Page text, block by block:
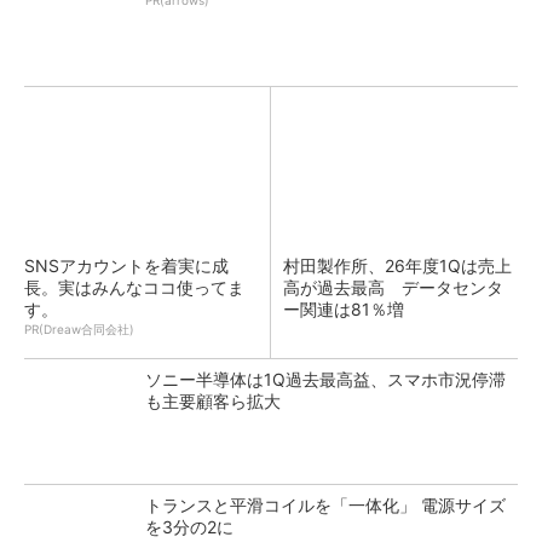
SNSアカウントを着実に成
長。実はみんなココ使ってま
す。
PR(Dreaw合同会社)
村田製作所、26年度1Qは売上
高が過去最高 データセンタ
ー関連は81％増
ソニー半導体は1Q過去最高益、スマホ市況停滞
も主要顧客ら拡大
トランスと平滑コイルを「一体化」 電源サイズ
を3分の2に